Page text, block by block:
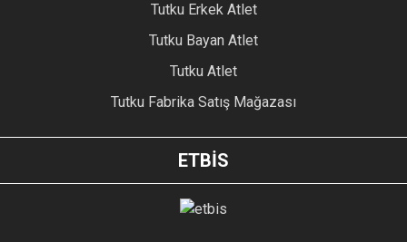
Tutku Erkek Atlet
Tutku Bayan Atlet
Tutku Atlet
Tutku Fabrika Satış Mağazası
ETBİS